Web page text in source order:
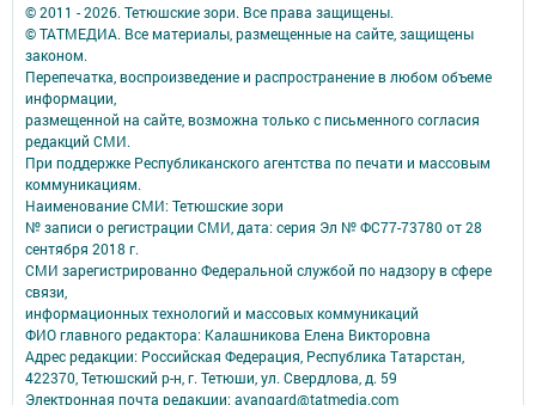
© 2011 - 2026. Тетюшские зори. Все права защищены.
© ТАТМЕДИА. Все материалы, размещенные на сайте, защищены
законом.
Перепечатка, воспроизведение и распространение в любом объеме
информации,
размещенной на сайте, возможна только с письменного согласия
редакций СМИ.
При поддержке Республиканского агентства по печати и массовым
коммуникациям.
Наименование СМИ: Тетюшские зори
№ записи о регистрации СМИ, дата: серия Эл № ФС77-73780 от 28
сентября 2018 г.
СМИ зарегистрированно Федеральной службой по надзору в сфере
связи,
информационных технологий и массовых коммуникаций
ФИО главного редактора: Калашникова Елена Викторовна
Адрес редакции: Российская Федерация, Республика Татарстан,
422370, Тетюшский р-н, г. Тетюши, ул. Свердлова, д. 59
Электронная почта редакции: avangard@tatmedia.com